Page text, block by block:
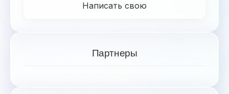
Написать свою
Партнеры